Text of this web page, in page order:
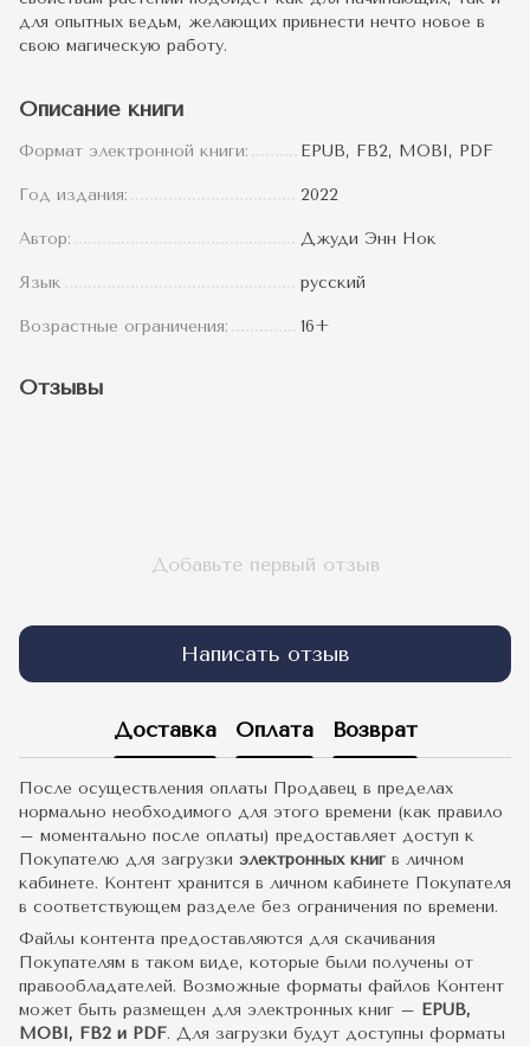
для опытных ведьм, желающих привнести нечто новое в
свою магическую работу.
Описание книги
Формат электронной книги: EPUB, FB2, MOBI, PDF
Год издания: 2022
Автор: Джуди Энн Нок
Язык русский
Возрастные ограничения: 16+
Отзывы
Добавьте первый отзыв
Написать отзыв
Доставка Оплата Возврат
После осуществления оплаты Продавец в пределах
нормально необходимого для этого времени (как правило
– моментально после оплаты) предоставляет доступ к
Покупателю для загрузки электронных книг в личном
кабинете. Контент хранится в личном кабинете Покупателя
в соответствующем разделе без ограничения по времени.
Файлы контента предоставляются для скачивания
Покупателям в таком виде, которые были получены от
правообладателей. Возможные форматы файлов Контент
может быть размещен для электронных книг – EPUB,
MOBI, FB2 и PDF. Для загрузки будут доступны форматы